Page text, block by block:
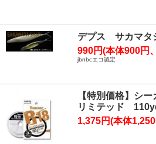
デプス サカマタ
990円(本体900円
jbnbcエコ認定
【特別価格】シ
リミテッド
1,375円(本体